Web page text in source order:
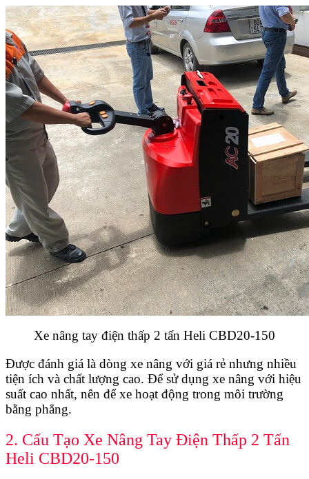
Xe nâng tay điện thấp 2 tấn Heli CBD20-150
Được đánh giá là dòng xe nâng với giá rẻ nhưng nhiều
tiện ích và chất lượng cao. Để sử dụng xe nâng với hiệu
suất cao nhất, nên để xe hoạt động trong môi trường
bằng phẳng.
2. Cấu Tạo Xe Nâng Tay Điện Thấp 2 Tấn
Heli CBD20-150